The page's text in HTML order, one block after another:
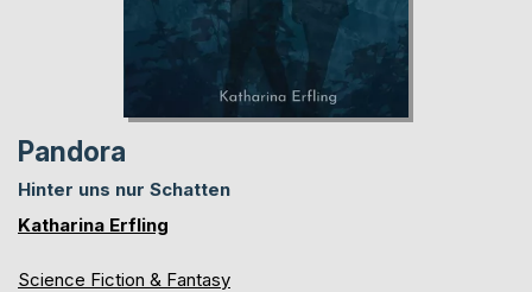
Pandora
Hinter uns nur Schatten
Katharina Erfling
Science Fiction & Fantasy